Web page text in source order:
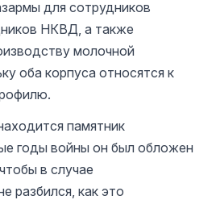
для сотрудников
НКВД, а также
молочной
оба корпуса относятся к
памятник
годы войны он был обложен
в случае
разбился, как это